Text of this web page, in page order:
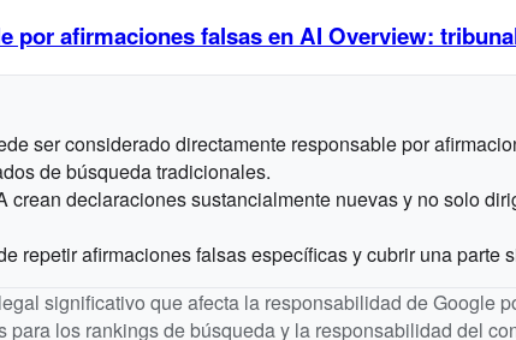
por afirmaciones falsas en AI Overview:
ser considerado directamente responsable por
de búsqueda tradicionales.
crean declaraciones sustancialmente nuevas y no solo
repetir afirmaciones falsas específicas y cubrir una
significativo que afecta la responsabilidad de Google
los rankings de búsqueda y la responsabilidad del